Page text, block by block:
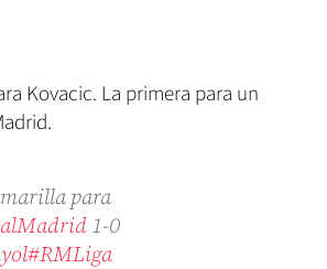
Kovacic. La primera para un
para
1-0
#RMLiga